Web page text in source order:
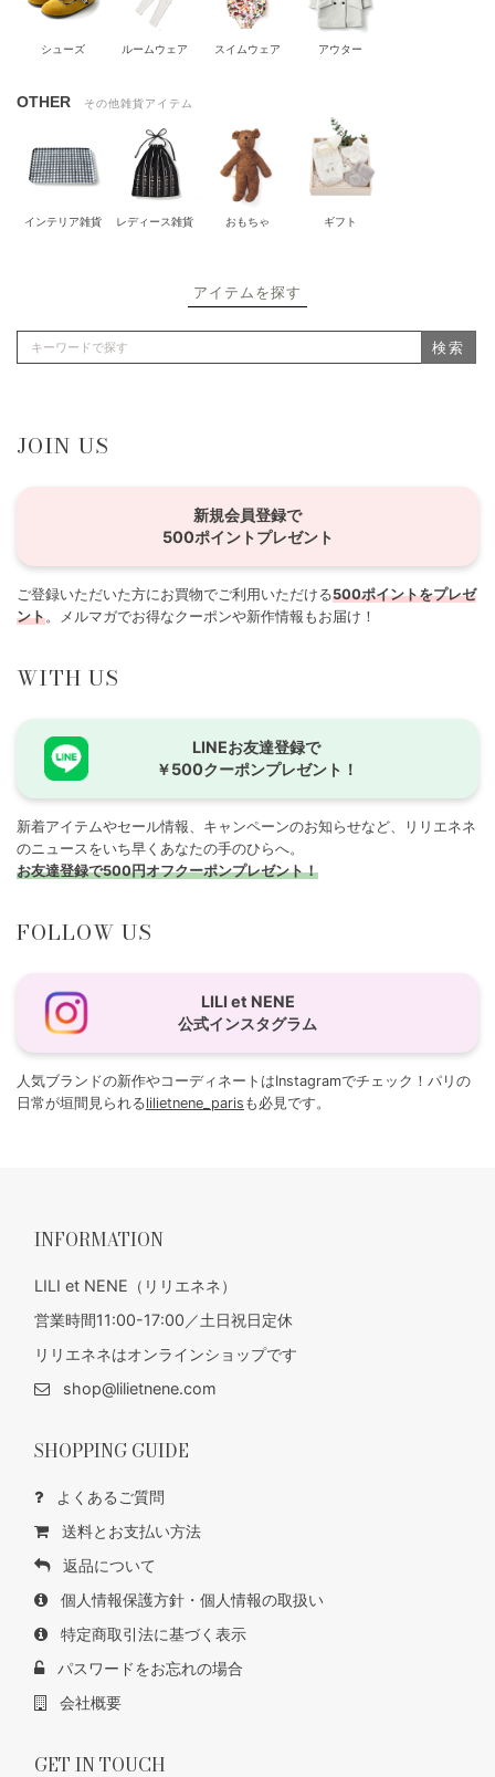
シューズ ルームウェア スイムウェア アウター
OTHER その他雑貨アイテム
インテリア雑貨 レディース雑貨 おもちゃ ギフト
アイテムを探す
検索
JOIN US
新規会員登録で
500ポイントプレゼント
ご登録いただいた方にお買物でご利用いただける500ポイントをプレゼ
ント。メルマガでお得なクーポンや新作情報もお届け！
WITH US
LINEお友達登録で
￥500クーポンプレゼント！
新着アイテムやセール情報、キャンペーンのお知らせなど、リリエネネ
のニュースをいち早くあなたの手のひらへ。
お友達登録で500円オフクーポンプレゼント！
FOLLOW US
LILI et NENE
公式インスタグラム
人気ブランドの新作やコーディネートはInstagramでチェック！パリの
日常が垣間見られるlilietnene_paris も必見です。
INFORMATION
LILI et NENE（リリエネネ）
営業時間11:00-17:00／土日祝日定休
リリエネネはオンラインショップです
shop@lilietnene.com
SHOPPING GUIDE
よくあるご質問
送料とお支払い方法
返品について
個人情報保護方針・個人情報の取扱い
特定商取引法に基づく表示
パスワードをお忘れの場合
会社概要
GET IN TOUCH